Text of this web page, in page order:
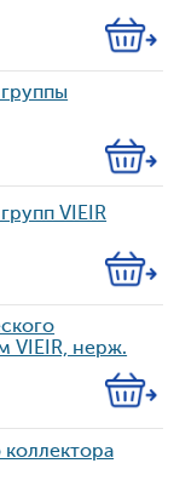
Кол-
во
Кол-
во
VIEIR
Кол-
во
VIEIR, нерж.
Кол-
во
коллектора